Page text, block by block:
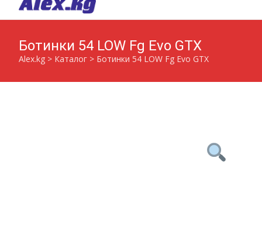
Ботинки 54 LOW Fg Evo GTX
Alex.kg > Каталог > Ботинки 54 LOW Fg Evo GTX